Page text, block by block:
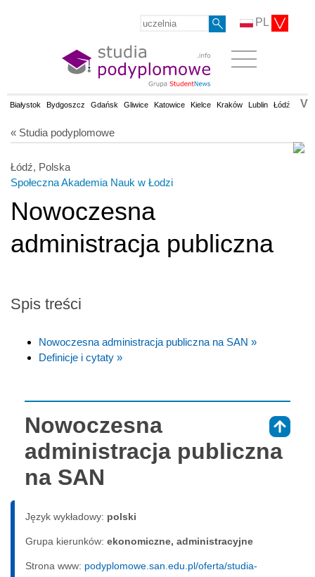
PL
Białystok Bydgoszcz Gdańsk Gliwice Katowice Kielce Kraków Lublin Łódź V
« Studia podyplomowe
Łódź, Polska
Społeczna Akademia Nauk w Łodzi
Nowoczesna
administracja publiczna
Spis treści
Nowoczesna administracja publiczna na SAN »
Definicje i cytaty »
Nowoczesna
administracja publiczna
na SAN
Język wykładowy: polski
Grupa kierunków: ekonomiczne, administracyjne
Strona www: podyplomowe.san.edu.pl/oferta/studia-